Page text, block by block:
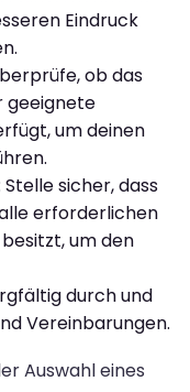
Eindruck
ob das
geeignete
um deinen
sicher, dass
erforderlichen
um den
durch und
Vereinbarungen.
Auswahl eines